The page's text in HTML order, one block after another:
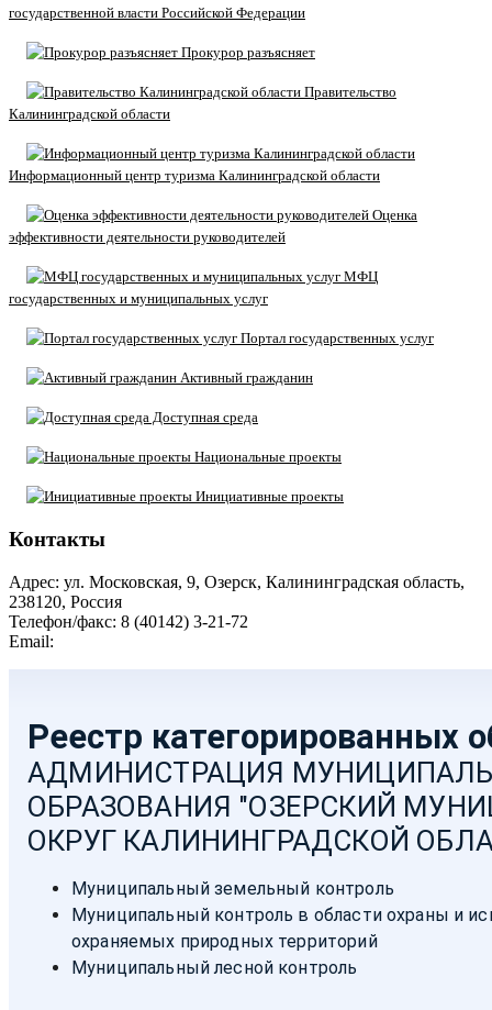
государственной власти Российской Федерации
Прокурор разъясняет
Правительство
Калининградской области
Информационный центр туризма Калининградской области
Оценка
эффективности деятельности руководителей
МФЦ
государственных и муниципальных услуг
Портал государственных услуг
Активный гражданин
Доступная среда
Национальные проекты
Инициативные проекты
Контакты
Адрес: ул. Московская, 9, Озерск, Калининградская область,
238120, Россия
Телефон/факс: 8 (40142) 3-21-72
Email: